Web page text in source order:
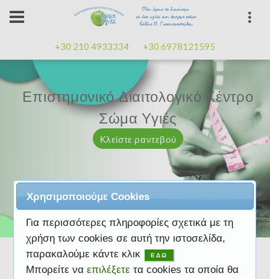
+30 210 4933334 +30 6978121595
Επαγγελματισμός, εμπειρίακαλή
διάθεση
Κλείστε ραντεβού
Επιστημονικό Διαιτολογικό Κέντρο
Σώμα Υγιές
Κλείστε ραντεβού
Μαζί μας μπορείτε
Κλείστε ραντεβού
Επαγγελματισμός, εμπειρίακαλή
διάθεση
Κλείστε ραντεβού
Επιστημονικό Διαιτολογικό Κέντρο
Σώμα Υγιές
Κλείστε ραντεβού
Χρησιμοποιούμε Cookies
Για περισσότερες πληροφορίες σχετικά με τη
χρήση των cookies σε αυτή την ιστοσελίδα,
παρακαλούμε κάντε κλικ
ΕΔΩ
Μπορείτε να επιλέξετε τα cookies τα οποία θα